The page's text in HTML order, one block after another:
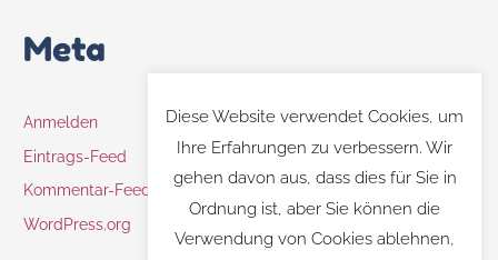
Meta
Anmelden
Eintrags-Feed
Kommentar-Feed
WordPress.org
Diese Website verwendet Cookies, um
Ihre Erfahrungen zu verbessern. Wir
gehen davon aus, dass dies für Sie in
Ordnung ist, aber Sie können die
Verwendung von Cookies ablehnen,